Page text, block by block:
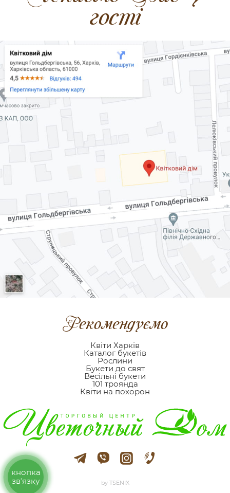
гості
Рекомендуємо
Квіти Харків
Каталог букетів
Рослини
Букети до свят
Весільні букети
101 троянда
Квіти на похорон
by TSENIX
кнопка
звʼязку